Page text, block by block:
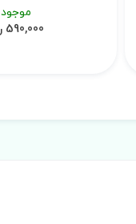
موجود
590,000 ریال